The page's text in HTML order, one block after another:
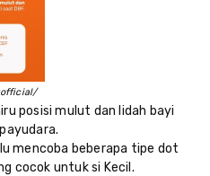
posisi mulut dan lidah bayi
mencoba beberapa tipe dot
cocok untuk si Kecil.